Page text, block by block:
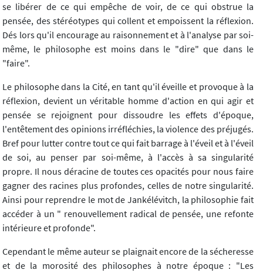
se libérer de ce qui empêche de voir, de ce qui obstrue la
pensée, des stéréotypes qui collent et empoissent la réflexion.
Dés lors qu'il encourage au raisonnement et à l'analyse par soi-
même, le philosophe est moins dans le "dire" que dans le
"faire".
Le philosophe dans la Cité, en tant qu'il éveille et provoque à la
réflexion, devient un véritable homme d'action en qui agir et
pensée se rejoignent pour dissoudre les effets d'époque,
l'entêtement des opinions irréfléchies, la violence des préjugés.
Bref pour lutter contre tout ce qui fait barrage à l'éveil et à l'éveil
de soi, au penser par soi-même, à l'accès à sa singularité
propre. Il nous déracine de toutes ces opacités pour nous faire
gagner des racines plus profondes, celles de notre singularité.
Ainsi pour reprendre le mot de Jankélévitch, la philosophie fait
accéder à un " renouvellement radical de pensée, une refonte
intérieure et profonde".
Cependant le même auteur se plaignait encore de la sécheresse
et de la morosité des philosophes à notre époque : "Les